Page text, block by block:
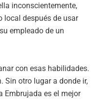
inconscientemente,
local después de usar
empleado de un
con esas habilidades.
Sin otro lugar a donde ir,
Embrujada es el mejor